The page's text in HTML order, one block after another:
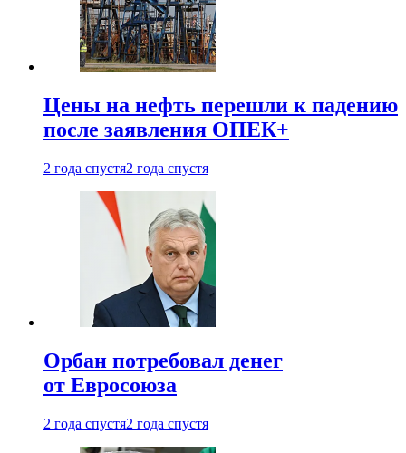
Цены на нефть перешли к падению
после заявления ОПЕК+
2 года спустя2 года спустя
Орбан потребовал денег
от Евросоюза
2 года спустя2 года спустя